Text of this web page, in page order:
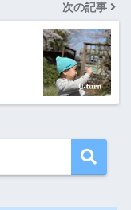
次の記事